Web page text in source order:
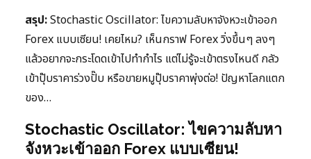
สรุป:Stochastic Oscillator: ไขความลับหาจังหวะเข้าออก
Forex แบบเซียน! เคยไหม? เห็นกราฟ Forex วิ่งขึ้นๆ ลงๆ
แล้วอยากจะกระโดดเข้าไปทำกำไร แต่ไม่รู้จะเข้าตรงไหนดี กลัว
เข้าปุ๊บราคาร่วงปั๊บ หรือขายหมูปุ๊บราคาพุ่งต่อ! ปัญหาโลกแตก
ของ…
Stochastic Oscillator: ไขความลับหา
จังหวะเข้าออก Forex แบบเซียน!